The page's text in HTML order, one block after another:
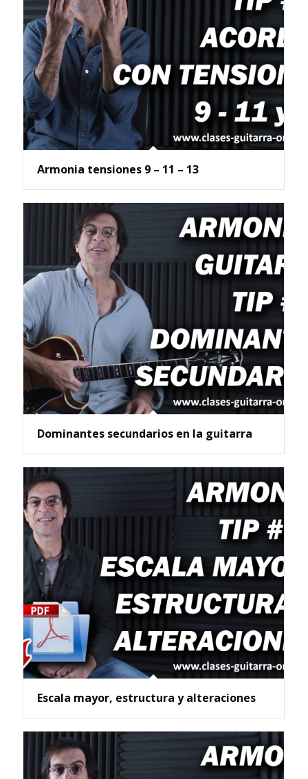
Armonia tensiones 9 – 11 – 13
Dominantes secundarios en la guitarra
Escala mayor, estructura y alteraciones